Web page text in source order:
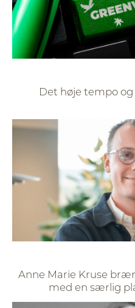
Det høje tempo
Anne Marie Kruse
med en særlig